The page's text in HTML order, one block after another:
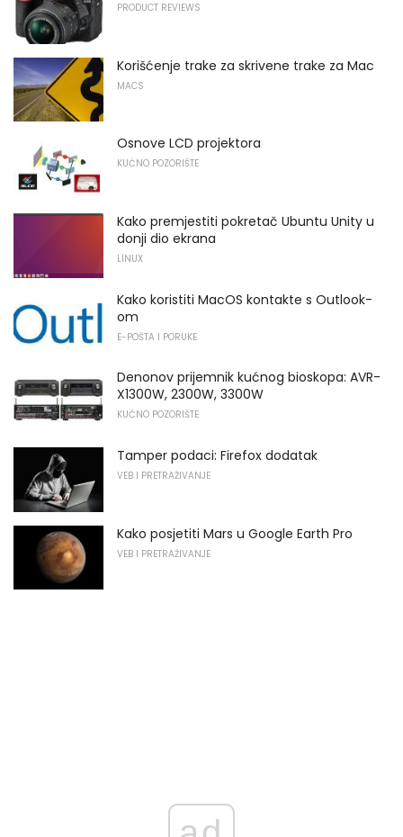
PRODUCT REVIEWS
Korišćenje trake za skrivene trake za Mac
MACS
Osnove LCD projektora
KUĆNO POZORIŠTE
Kako premjestiti pokretač Ubuntu Unity u
donji dio ekrana
LINUX
Kako koristiti MacOS kontakte s Outlook-
om
E-POŠTA I PORUKE
Denonov prijemnik kućnog bioskopa: AVR-
X1300W, 2300W, 3300W
KUĆNO POZORIŠTE
Tamper podaci: Firefox dodatak
VEB I PRETRAŽIVANJE
Kako posjetiti Mars u Google Earth Pro
VEB I PRETRAŽIVANJE